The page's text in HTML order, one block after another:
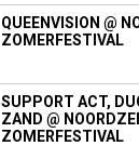
QUEENVISION @
ZOMERFESTIVAL
SUPPORT ACT,
ZAND @
ZOMERFESTIVAL